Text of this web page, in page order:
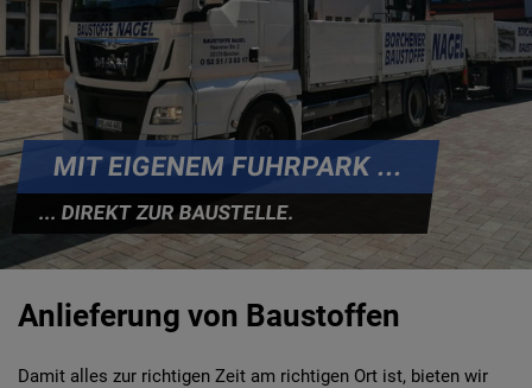
MIT EIGENEM FUHRPARK ...
... DIREKT ZUR BAUSTELLE.
Anlieferung von Baustoffen
Damit alles zur richtigen Zeit am richtigen Ort ist, bieten wir